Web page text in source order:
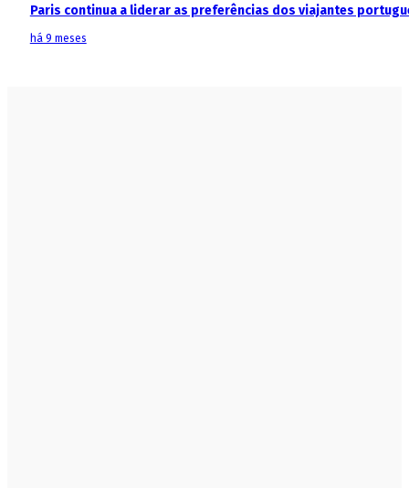
Paris continua a liderar as preferências dos viajantes
há 9 meses